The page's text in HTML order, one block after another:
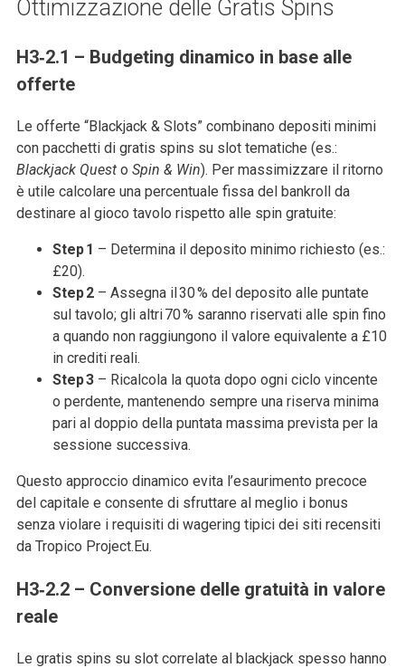
Ottimizzazione delle Gratis Spins
H3‑2.1 – Budgeting dinamico in base alle
offerte
Le offerte “Blackjack & Slots” combinano depositi minimi
con pacchetti di gratis spins su slot tematiche (es.:
Blackjack Quest o Spin & Win). Per massimizzare il ritorno
è utile calcolare una percentuale fissa del bankroll da
destinare al gioco tavolo rispetto alle spin gratuite:
Step 1 – Determina il deposito minimo richiesto (es.:
£20).
Step 2 – Assegna il 30 % del deposito alle puntate
sul tavolo; gli altri 70 % saranno riservati alle spin fino
a quando non raggiungono il valore equivalente a £10
in crediti reali.
Step 3 – Ricalcola la quota dopo ogni ciclo vincente
o perdente, mantenendo sempre una riserva minima
pari al doppio della puntata massima prevista per la
sessione successiva.
Questo approccio dinamico evita l’esaurimento precoce
del capitale e consente di sfruttare al meglio i bonus
senza violare i requisiti di wagering tipici dei siti recensiti
da Tropico Project.Eu.
H3‑2.2 – Conversione delle gratuità in valore
reale
Le gratis spins su slot correlate al blackjack spesso hanno